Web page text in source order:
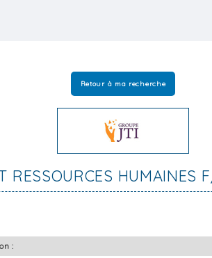
Retour à ma recherche
RESSOURCES HUMAINES
: